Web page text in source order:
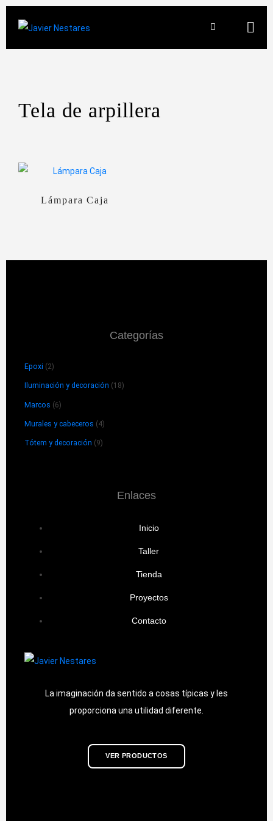
Tela de arpillera
Lámpara Caja
Categorías
Epoxi (2)
Iluminación y decoración (18)
Marcos (6)
Murales y cabeceros (4)
Tótem y decoración (9)
Enlaces
Inicio
Taller
Tienda
Proyectos
Contacto
La imaginación da sentido a cosas típicas y les
proporciona una utilidad diferente.
VER PRODUCTOS